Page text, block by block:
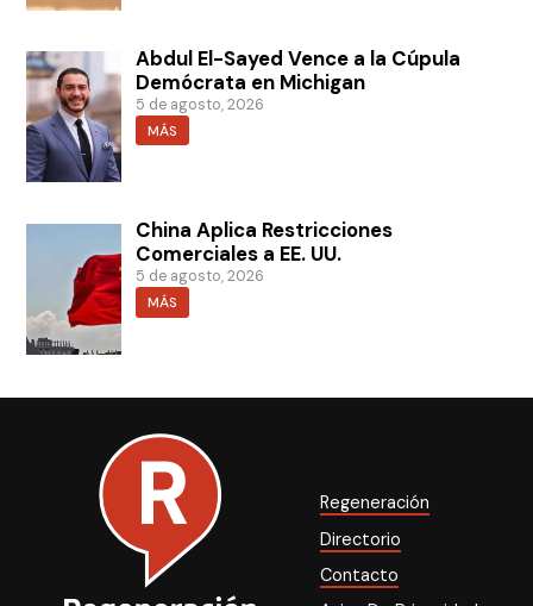
Abdul El-Sayed Vence a la Cúpula
Demócrata en Michigan
5 de agosto, 2026
MÁS
China Aplica Restricciones
Comerciales a EE. UU.
5 de agosto, 2026
MÁS
Regeneración
Directorio
Contacto